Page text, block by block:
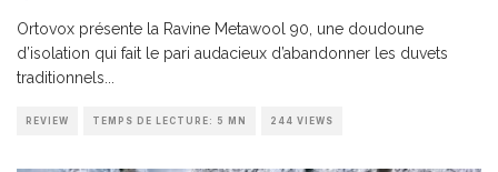
Ortovox présente la Ravine Metawool 90, une doudoune
d’isolation qui fait le pari audacieux d’abandonner les duvets
traditionnels...
REVIEW TEMPS DE LECTURE: 5 MN 244 VIEWS